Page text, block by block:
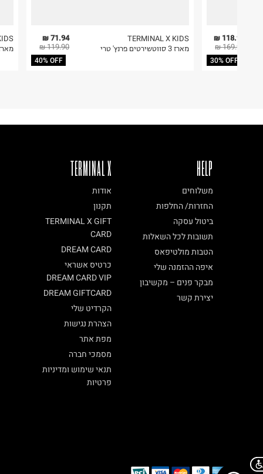
מארז 5
71.94 ₪
119.90 ₪
40% OFF
TERMINAL X KIDS
מארז 3 סווטשירטים פרנץ' טרי
118.93 ₪
169.90 ₪
30% OFF
TERMINAL X
אודות
תקנון
TERMINAL X GIFT
CARD
DREAM CARD
כרטיס אשראי
DREAM CARD VIP
DREAM GIFTCARD
הקרדיט שלי
הצהרת נגישות
מפת אתר
מסמכי חברה
תנאי שימוש ומדיניות
פרטיות
HELP
משלוחים
החזרות/ החלפות
ביטול עסקה
תשובות לכל השאלות
הטבות מולטיפאס
איפה ההזמנה שלי
מבקר פנים – מקשיבון
יצירת קשר